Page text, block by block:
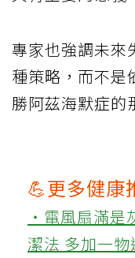
專家也強調未來
種策略，而不是
勝阿茲海默症的
💪更多健康
‧電風扇滿是
潔法 多加一